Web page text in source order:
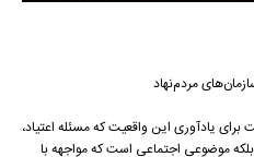
مردم‌نهاد
یادآوری این واقعیت که مسئله اعتیاد،
موضوعی اجتماعی است که مواجهه با